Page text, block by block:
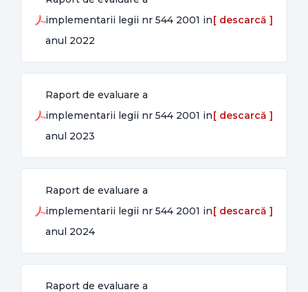
implementarii legii nr 544 2001 in
anul 2022
Raport de evaluare a
implementarii legii nr 544 2001 in
anul 2023
Raport de evaluare a
implementarii legii nr 544 2001 in
anul 2024
Raport de evaluare a